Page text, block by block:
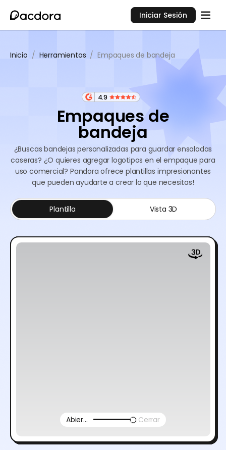
Iniciar Sesión
Inicio / Herramientas / Empaques de bandeja
4.9
Empaques de
bandeja
¿Buscas bandejas personalizadas para guardar ensaladas
caseras? ¿O quieres agregar logotipos en el empaque para
uso comercial? Pandora ofrece plantillas impresionantes
que pueden ayudarte a crear lo que necesitas!
Plantilla Vista 3D
Abierto Cerrar